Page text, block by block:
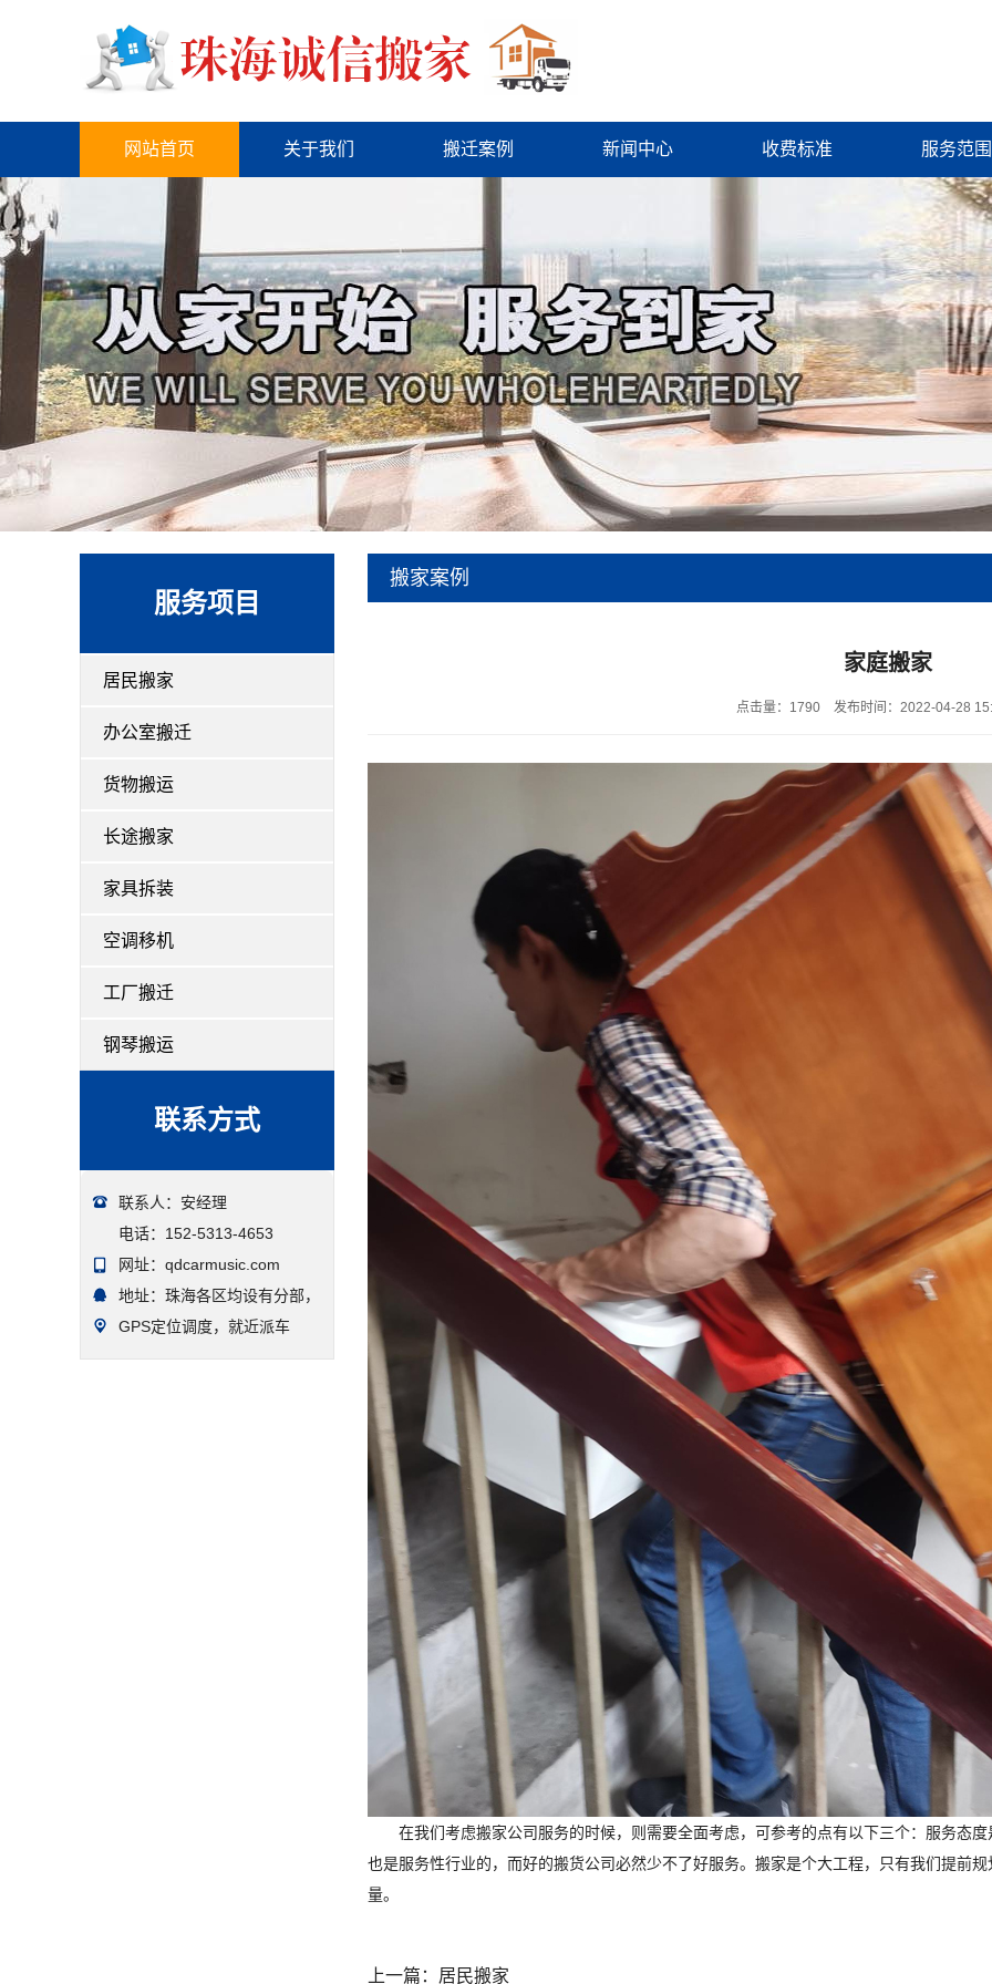
网站首页 关于我们 搬迁案例 新闻中心 收费标准 服务范围
服务项目
居民搬家
办公室搬迁
货物搬运
长途搬家
家具拆装
空调移机
工厂搬迁
钢琴搬运
联系方式
联系人：安经理
电话：152-5313-4653
网址：qdcarmusic.com
地址：珠海各区均设有分部，
GPS定位调度，就近派车
搬家案例
家庭搬家
点击量：1790 发布时间：2022-04-28
在我们考虑搬家公司服务的时候，则需要全面考虑，可参考的点有以下三个：服务态
也是服务性行业的，而好的搬货公司必然少不了好服务。搬家是个大工程，只有我们提前
量。
上一篇： 居民搬家